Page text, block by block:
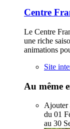
Centre
Le Centre
une riche
animations
Site
Au même
Ajouter
du 01
au 30